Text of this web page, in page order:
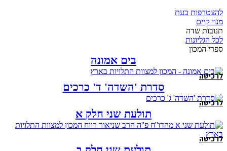
להצטרפות כעת
מנוי קיים
תנובות שדה
לכל הגליונות
ספרי המכון
בים אמונה
לרכישה
סדרת 'השדה' ד' כרכים
לרכישה
תולעת שני חלק א
לרכישה